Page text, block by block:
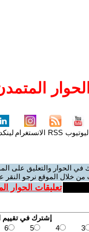
RSS الانستغرام
في الحوار والتعليق على
من خلال الموقع نرجو
تعليقات الحوار